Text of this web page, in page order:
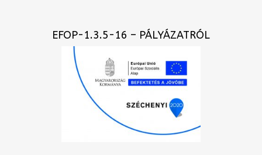
EFOP-1.3.5-16 – PÁLYÁZATRÓL